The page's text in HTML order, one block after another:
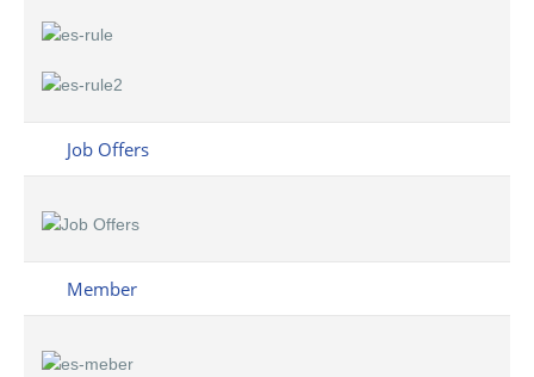
Job Offers
Member